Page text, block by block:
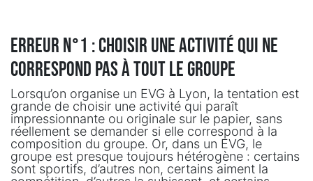
Erreur n°1 : choisir une activité qui ne
correspond pas à tout le groupe
Lorsqu’on organise un EVG à Lyon, la tentation est
grande de choisir une activité qui paraît
impressionnante ou originale sur le papier, sans
réellement se demander si elle correspond à la
composition du groupe. Or, dans un EVG, le
groupe est presque toujours hétérogène : certains
sont sportifs, d’autres non, certains aiment la